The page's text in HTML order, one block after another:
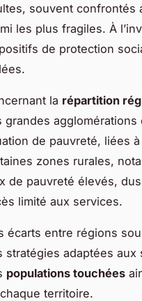
souvent confrontés
les plus fragiles. À
de protection
la répartition
grandes
de pauvreté, liées
zones rurales,
de pauvreté élevés,
limité aux services.
écarts entre régions
stratégies adaptées
populations touchées
territoire.